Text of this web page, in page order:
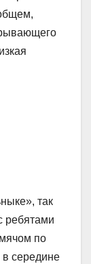
так
ребятами
мячом по
середине